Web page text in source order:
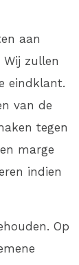
aan
Wij zullen
eindklant.
van de
tegen
marge
indien
Op